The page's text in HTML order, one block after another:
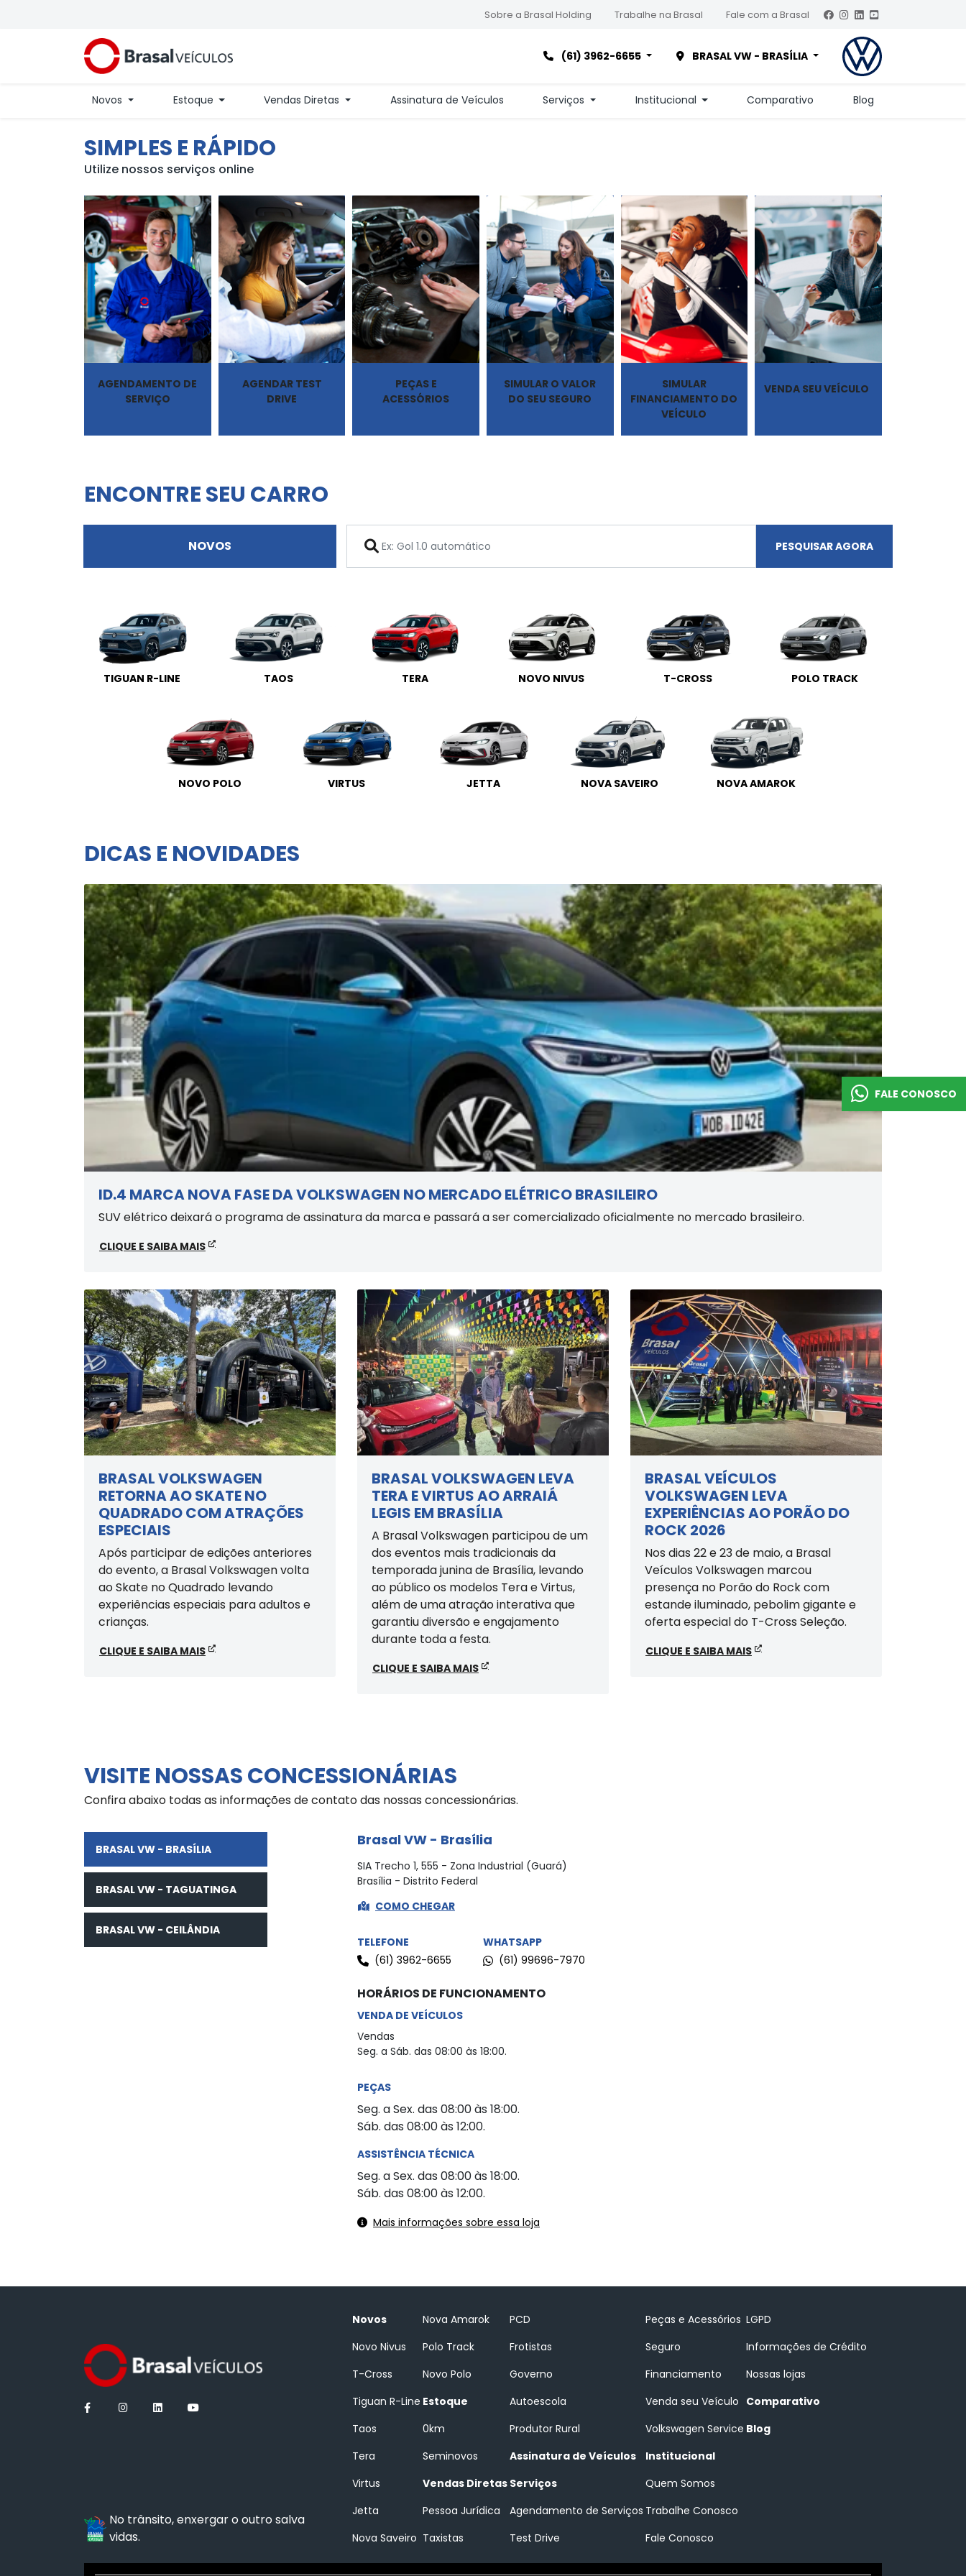
Sobre a Brasal Holding Trabalhe na Brasal Fale com a Brasal
(61) 3962-6655 BRASAL VW - BRASÍLIA
Novos Estoque Vendas Diretas Assinatura de Veículos Serviços Institucional Comparativo Blog
SIMPLES E RÁPIDO
Utilize nossos serviços online
AGENDAMENTO DE
SERVIÇO
AGENDAR TEST
DRIVE
PEÇAS E
ACESSÓRIOS
SIMULAR O VALOR
DO SEU SEGURO
SIMULAR
FINANCIAMENTO DO
VEÍCULO
VENDA SEU VEÍCULO
ENCONTRE SEU CARRO
NOVOS PESQUISAR AGORA
TIGUAN R-LINE TAOS TERA NOVO NIVUS T-CROSS POLO TRACK
NOVO POLO VIRTUS JETTA NOVA SAVEIRO NOVA AMAROK
DICAS E NOVIDADES
ID.4 MARCA NOVA FASE DA VOLKSWAGEN NO MERCADO ELÉTRICO BRASILEIRO
SUV elétrico deixará o programa de assinatura da marca e passará a ser comercializado oficialmente no mercado brasileiro.
CLIQUE E SAIBA MAIS
BRASAL VOLKSWAGEN
RETORNA AO SKATE NO
QUADRADO COM ATRAÇÕES
ESPECIAIS
Após participar de edições anteriores
do evento, a Brasal Volkswagen volta
ao Skate no Quadrado levando
experiências especiais para adultos e
crianças.
CLIQUE E SAIBA MAIS
BRASAL VOLKSWAGEN LEVA
TERA E VIRTUS AO ARRAIÁ
LEGIS EM BRASÍLIA
A Brasal Volkswagen participou de um
dos eventos mais tradicionais da
temporada junina de Brasília, levando
ao público os modelos Tera e Virtus,
além de uma atração interativa que
garantiu diversão e engajamento
durante toda a festa.
CLIQUE E SAIBA MAIS
BRASAL VEÍCULOS
VOLKSWAGEN LEVA
EXPERIÊNCIAS AO PORÃO DO
ROCK 2026
Nos dias 22 e 23 de maio, a Brasal
Veículos Volkswagen marcou
presença no Porão do Rock com
estande iluminado, pebolim gigante e
oferta especial do T-Cross Seleção.
CLIQUE E SAIBA MAIS
VISITE NOSSAS CONCESSIONÁRIAS
Confira abaixo todas as informações de contato das nossas concessionárias.
BRASAL VW - BRASÍLIA
BRASAL VW - TAGUATINGA
BRASAL VW - CEILÂNDIA
Brasal VW - Brasília
SIA Trecho 1, 555 - Zona Industrial (Guará)
Brasília - Distrito Federal
COMO CHEGAR
TELEFONE
(61) 3962-6655
WHATSAPP
(61) 99696-7970
HORÁRIOS DE FUNCIONAMENTO
VENDA DE VEÍCULOS
Vendas
Seg. a Sáb. das 08:00 às 18:00.
PEÇAS
Seg. a Sex. das 08:00 às 18:00.
Sáb. das 08:00 às 12:00.
ASSISTÊNCIA TÉCNICA
Seg. a Sex. das 08:00 às 18:00.
Sáb. das 08:00 às 12:00.
Mais informações sobre essa loja
No trânsito, enxergar o outro salva
vidas.
Novos
Novo Nivus
T-Cross
Tiguan R-Line
Taos
Tera
Virtus
Jetta
Nova Saveiro
Nova Amarok
Polo Track
Novo Polo
Estoque
0km
Seminovos
Vendas Diretas
Pessoa Jurídica
Taxistas
PCD
Frotistas
Governo
Autoescola
Produtor Rural
Assinatura de Veículos
Serviços
Agendamento de Serviços
Test Drive
Peças e Acessórios
Seguro
Financiamento
Venda seu Veículo
Volkswagen Service
Institucional
Quem Somos
Trabalhe Conosco
Fale Conosco
LGPD
Informações de Crédito
Nossas lojas
Comparativo
Blog
FALE CONOSCO